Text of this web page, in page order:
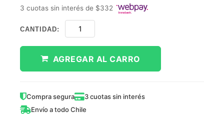
3 cuotas sin interés de $332
CANTIDAD:
AGREGAR AL CARRO
Compra segura
3 cuotas sin interés
Envío a todo Chile